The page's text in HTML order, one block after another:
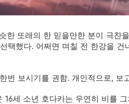
한 또래의 한 믿을만한 분이 극찬
택했다. 어쩌면 며칠 전 한강을
번 보시기를 권함. 개인적으로,
16세 소년 호다카는 우연히 비를